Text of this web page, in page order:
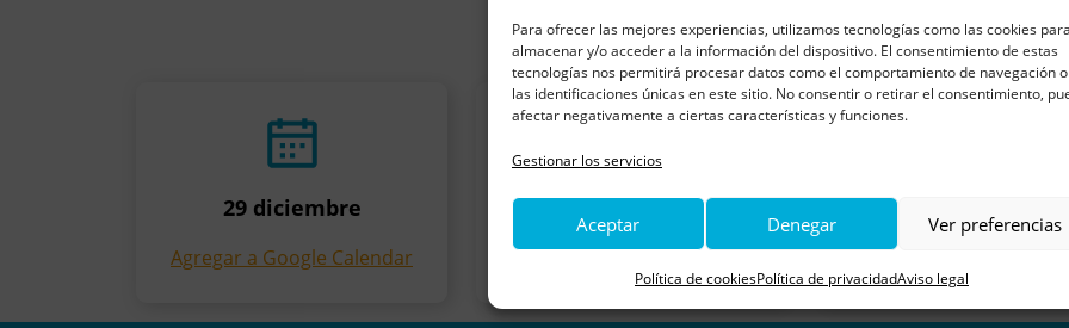
Para ofrecer las mejores experiencias, utilizamos tecnologías como las cookies para
almacenar y/o acceder a la información del dispositivo. El consentimiento de estas
tecnologías nos permitirá procesar datos como el comportamiento de navegación o
las identificaciones únicas en este sitio. No consentir o retirar el consentimiento,
afectar negativamente a ciertas características y funciones.
Gestionar los servicios
Aceptar Denegar Ver preferencias
Política de cookiesPolítica de privacidadAviso legal
29 diciembre
Agregar a Google Calendar